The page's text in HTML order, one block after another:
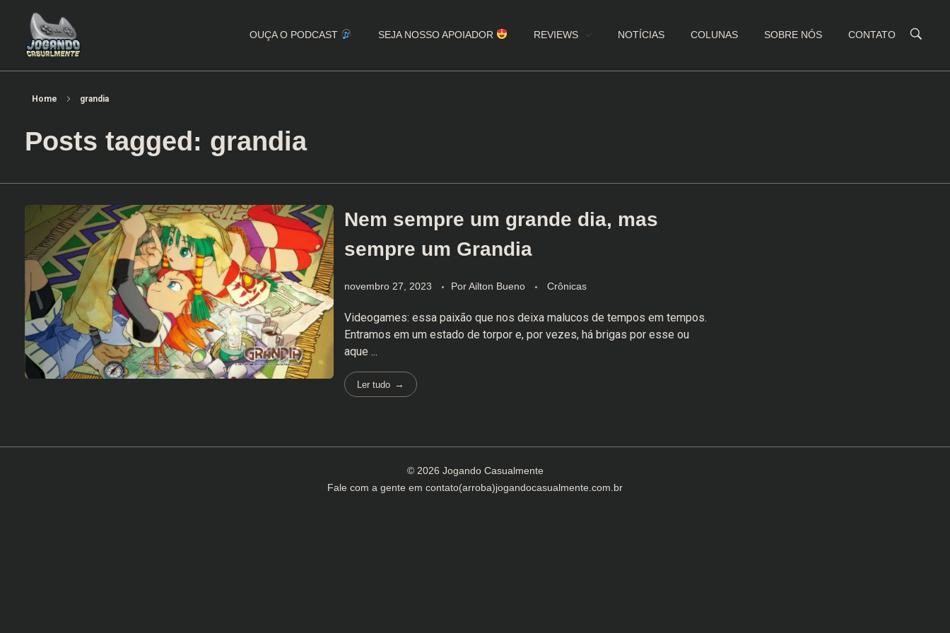
OUÇA O PODCAST SEJA NOSSO APOIADOR REVIEWS NOTÍCIAS COLUNAS SOBRE NÓS CONTATO
Home grandia
Posts tagged: grandia
Nem sempre um grande dia, mas
sempre um Grandia
novembro 27, 2023 PorAilton Bueno Crônicas
Videogames: essa paixão que nos deixa malucos de tempos em tempos.
Entramos em um estado de torpor e, por vezes, há brigas por esse ou
aque ...
Ler tudo
© 2026 Jogando Casualmente
Fale com a gente em contato(arroba)jogandocasualmente.com.br